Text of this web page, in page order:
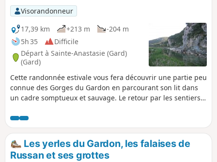
Visorandonneur
17,39 km
+213 m
-204 m
5h 35
Difficile
Départ à Sainte-Anastasie (Gard)
(Gard)
Cette randonnée estivale vous fera découvrir une partie peu
connue des Gorges du Gardon en parcourant son lit dans
un cadre somptueux et sauvage. Le retour par les sentiers
vous offrira une autre vision du parcours que vous venez
d'effectuer en contre-bas. Nota : consulter la rubrique Infos
pratiques pour le niveau d'eau.
Les yerles du Gardon, les falaises de
Russan et ses grottes